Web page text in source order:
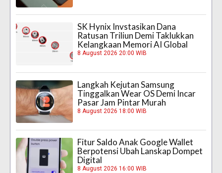
SK Hynix Invstasikan Dana
Ratusan Triliun Demi Taklukkan
Kelangkaan Memori AI Global
8 August 2026 20:00 WIB
Langkah Kejutan Samsung
Tinggalkan Wear OS Demi Incar
Pasar Jam Pintar Murah
8 August 2026 18:00 WIB
Fitur Saldo Anak Google Wallet
Berpotensi Ubah Lanskap Dompet
Digital
8 August 2026 16:00 WIB